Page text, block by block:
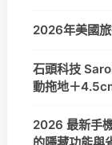
2026年美國
石頭科技
動拖地＋
2026 最新手